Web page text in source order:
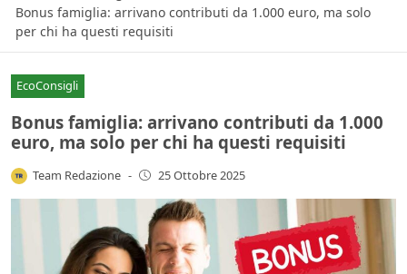
Bonus famiglia: arrivano contributi da 1.000 euro, ma solo
per chi ha questi requisiti
EcoConsigli
Bonus famiglia: arrivano contributi da 1.000
euro, ma solo per chi ha questi requisiti
Team Redazione - 25 Ottobre 2025